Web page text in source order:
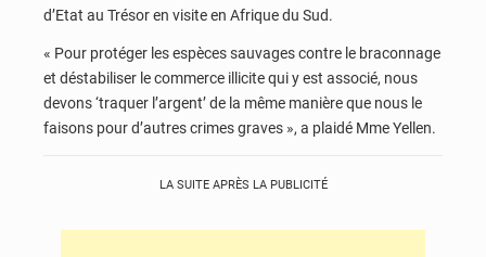
d’Etat au Trésor en visite en Afrique du Sud.
« Pour protéger les espèces sauvages contre le braconnage
et déstabiliser le commerce illicite qui y est associé, nous
devons ‘traquer l’argent’ de la même manière que nous le
faisons pour d’autres crimes graves », a plaidé Mme Yellen.
LA SUITE APRÈS LA PUBLICITÉ